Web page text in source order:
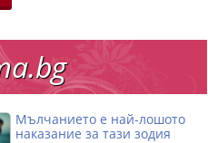
Мълчанието е най-лошото
наказание за тази зодия